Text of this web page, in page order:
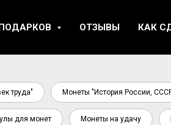
ОТЗЫВЫ КАК
труда" Монеты "История России,
для монет Монеты на удачу